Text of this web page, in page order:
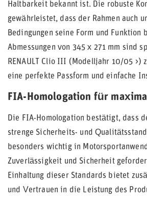
Haltbarkeit bekannt ist. Die robuste
gewährleistet, dass der Rahmen auch
Bedingungen seine Form und Funktion
Abmessungen von 345 x 271 mm sind
RENAULT Clio III (Modelljahr 10/05 >)
eine perfekte Passform und einfache
FIA-Homologation für
Die FIA-Homologation bestätigt, dass
strenge Sicherheits- und
besonders wichtig in
Zuverlässigkeit und Sicherheit
Einhaltung dieser Standards bietet
und Vertrauen in die Leistung des